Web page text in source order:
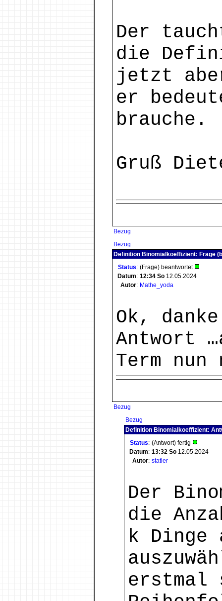
Der
die
jetzt
er
brauche.
Gruß
Bezug
Bezug
Definition Binomialkoeffizient: Frage
Status: (Frage) beantwortet
Datum: 12:34 So 12.05.2024
Autor: Mathe_yoda
Ok,
Antwort
Term nun
Bezug
Bezug
Definition Binomialkoeffizient:
Status: (Antwort) fertig
Datum: 13:32 So 12.05.2024
Autor: statler
Der
die
k Dinge
erstmal